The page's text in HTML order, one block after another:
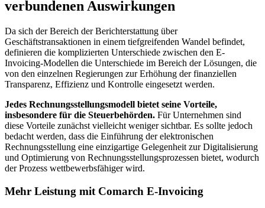
verbundenen Auswirkungen
Da sich der Bereich der Berichterstattung über
Geschäftstransaktionen in einem tiefgreifenden Wandel befindet,
definieren die komplizierten Unterschiede zwischen den E-
Invoicing-Modellen die Unterschiede im Bereich der Lösungen, die
von den einzelnen Regierungen zur Erhöhung der finanziellen
Transparenz, Effizienz und Kontrolle eingesetzt werden.
Jedes Rechnungsstellungsmodell bietet seine Vorteile,
insbesondere für die Steuerbehörden. Für Unternehmen sind
diese Vorteile zunächst vielleicht weniger sichtbar. Es sollte jedoch
bedacht werden, dass die Einführung der elektronischen
Rechnungsstellung eine einzigartige Gelegenheit zur Digitalisierung
und Optimierung von Rechnungsstellungsprozessen bietet, wodurch
der Prozess wettbewerbsfähiger wird.
Mehr Leistung mit Comarch E-Invoicing